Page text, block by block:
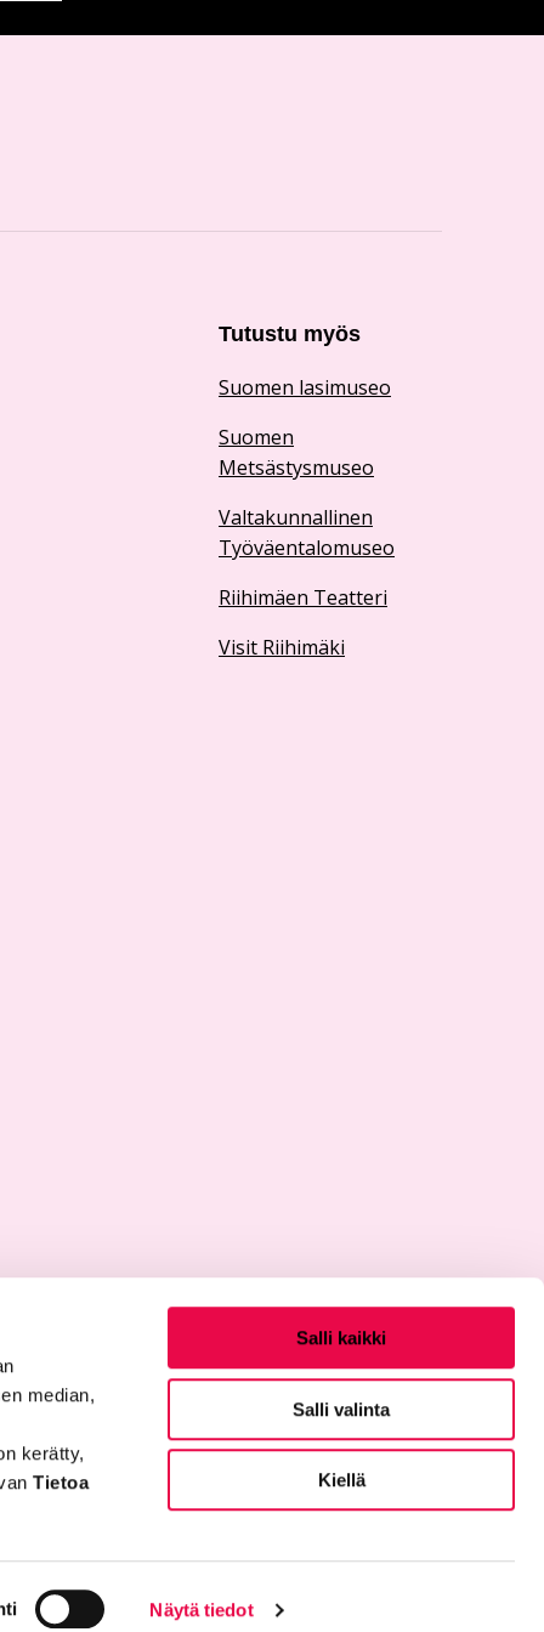
median,
kerätty,
Tietoa
Näytä tiedot
Salli kaikki
Salli valinta
Kiellä
Tutustu myös
Suomen lasimuseo
Suomen
Metsästysmuseo
Valtakunnallinen
Työväentalomuseo
Riihimäen Teatteri
Visit Riihimäki
Facebook
X Instagram